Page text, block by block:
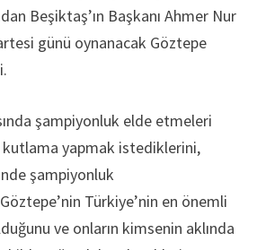
Beşiktaş’ın Başkanı Ahmer Nur
günü oynanacak Göztepe
şampiyonluk elde etmeleri
kutlama yapmak istediklerini,
şampiyonluk
Türkiye’nin en önemli
ve onların kimsenin aklında